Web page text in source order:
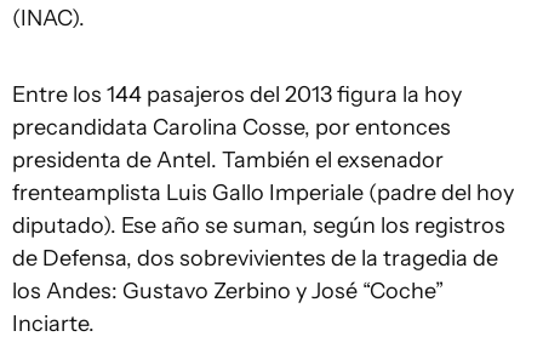
(INAC).
Entre los 144 pasajeros del 2013 figura la hoy
precandidata Carolina Cosse, por entonces
presidenta de Antel. También el exsenador
frenteamplista Luis Gallo Imperiale (padre del hoy
diputado). Ese año se suman, según los registros
de Defensa, dos sobrevivientes de la tragedia de
los Andes: Gustavo Zerbino y José “Coche”
Inciarte.